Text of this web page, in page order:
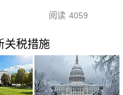
阅读 4059
关税措施